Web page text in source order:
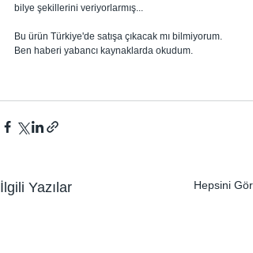
bilye şekillerini veriyorlarmış...
Bu ürün Türkiye'de satışa çıkacak mı bilmiyorum.
Ben haberi yabancı kaynaklarda okudum.
İlgili Yazılar Hepsini Gör